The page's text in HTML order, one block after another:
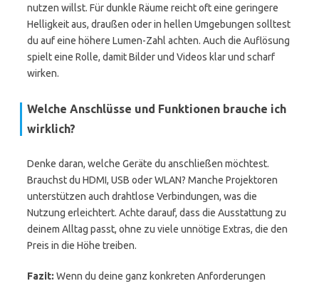
nutzen willst. Für dunkle Räume reicht oft eine geringere
Helligkeit aus, draußen oder in hellen Umgebungen solltest
du auf eine höhere Lumen-Zahl achten. Auch die Auflösung
spielt eine Rolle, damit Bilder und Videos klar und scharf
wirken.
Welche Anschlüsse und Funktionen brauche ich
wirklich?
Denke daran, welche Geräte du anschließen möchtest.
Brauchst du HDMI, USB oder WLAN? Manche Projektoren
unterstützen auch drahtlose Verbindungen, was die
Nutzung erleichtert. Achte darauf, dass die Ausstattung zu
deinem Alltag passt, ohne zu viele unnötige Extras, die den
Preis in die Höhe treiben.
Fazit: Wenn du deine ganz konkreten Anforderungen